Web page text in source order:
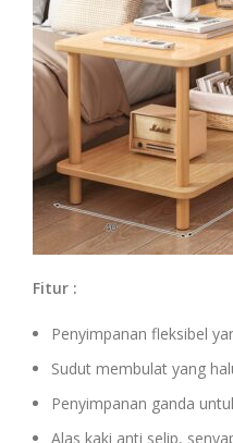
Fitur :
Penyimpanan fleksibel
Sudut membulat yang
Penyimpanan ganda
Alas kaki anti selip,